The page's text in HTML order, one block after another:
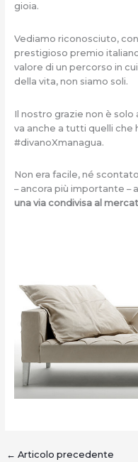
gioia.
Vediamo riconosciuto,
prestigioso premio
valore di un percorso in
della vita, non siamo soli.
Il nostro grazie non è solo
va anche a tutti quelli che
#divanoXmanagua.
Non era facile, né
– ancora più importante –
una via condivisa al
← Articolo precedente